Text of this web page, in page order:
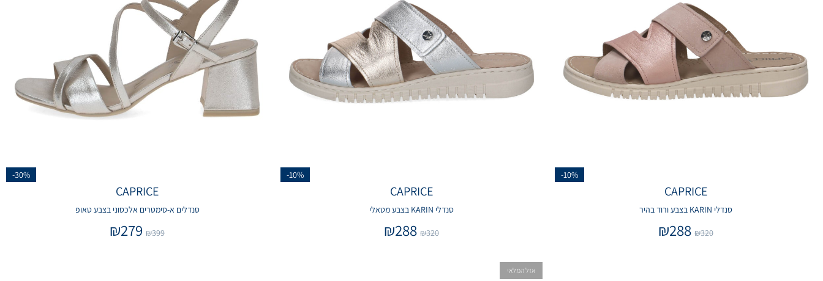
-10%
CAPRICE
סנדלי KARIN בצבע ורוד בהיר
₪320
₪288
-10%
CAPRICE
סנדלי KARIN בצבע מטאלי
₪320
₪288
-30%
CAPRICE
סנדלים א-סימטרים אלכסוני בצבע טאופ
₪399
₪279
אזל המלאי